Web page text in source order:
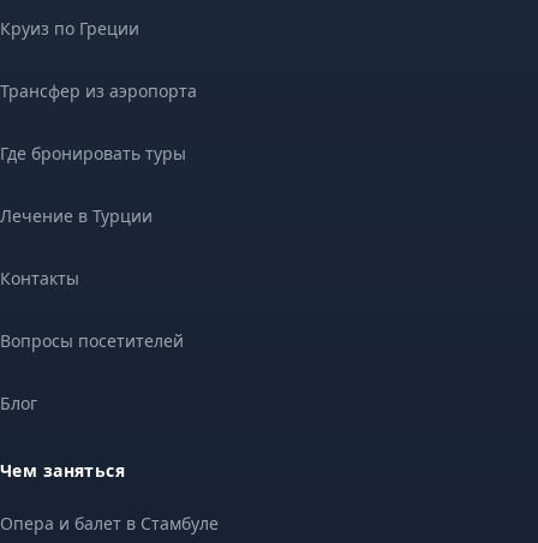
Круиз по Греции
Трансфер из аэропорта
Где бронировать туры
Лечение в Турции
Контакты
Вопросы посетителей
Блог
Чем заняться
Опера и балет в Стамбуле